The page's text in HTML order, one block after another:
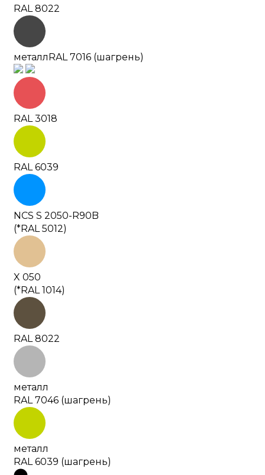
RAL 8022
металлRAL 7016 (шагрень)
RAL 3018
RAL 6039
NCS S 2050-R90B
(*RAL 5012)
X 050
(*RAL 1014)
RAL 8022
металл
RAL 7046 (шагрень)
металл
RAL 6039 (шагрень)